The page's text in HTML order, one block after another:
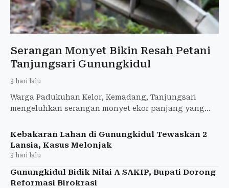
Serangan Monyet Bikin Resah Petani
Tanjungsari Gunungkidul
3 hari lalu
Warga Padukuhan Kelor, Kemadang, Tanjungsari
mengeluhkan serangan monyet ekor panjang yang
gagal panen.
Kebakaran Lahan di Gunungkidul Tewaskan 2
Lansia, Kasus Melonjak
3 hari lalu
Gunungkidul Bidik Nilai A SAKIP, Bupati Dorong
Reformasi Birokrasi